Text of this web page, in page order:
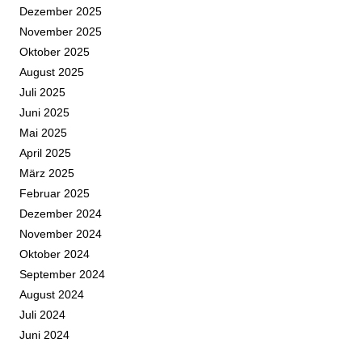
Dezember 2025
November 2025
Oktober 2025
August 2025
Juli 2025
Juni 2025
Mai 2025
April 2025
März 2025
Februar 2025
Dezember 2024
November 2024
Oktober 2024
September 2024
August 2024
Juli 2024
Juni 2024